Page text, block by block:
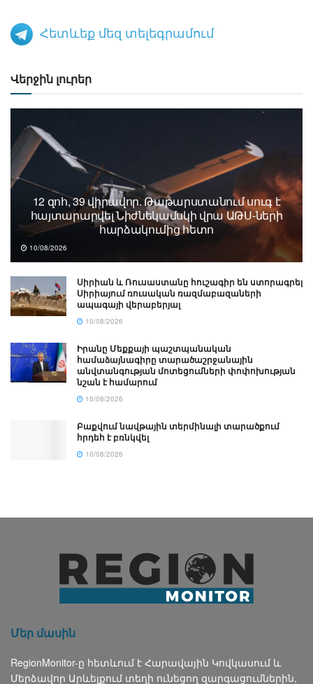
Հետևեք մեզ տելեգրամում
Վերջին լուրեր
12 զոհ, 39 վիրավոր. Թաթարստանում սուգ է
հայտարարվել Նիժնեկամսկի վրա ԱԹՍ-ների
հարձակումից հետո
10/08/2026
Սիրիան և Ռուսաստանը հուշագիր են ստորագրել
Սիրիայում ռուսական ռազմաբազաների
ապագայի վերաբերյալ
10/08/2026
Իրանը Մեքքայի պաշտպանական
համաձայնագիրը տարածաշրջանային
անվտանգության մոտեցումների փոփոխության
նշան է համարում
10/08/2026
Բաքվում նավթային տերմինալի տարածքում
հրդեհ է բռնկվել
10/08/2026
Մեր մասին
RegionMonitor-ը հետևում է Հարավային Կովկասում և
Մերձավոր Արևելքում տեղի ունեցող զարգացումներին,